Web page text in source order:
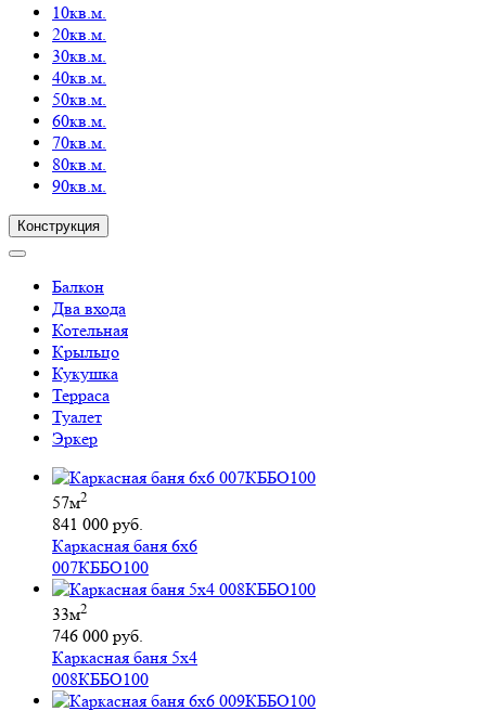
10кв.м.
20кв.м.
30кв.м.
40кв.м.
50кв.м.
60кв.м.
70кв.м.
80кв.м.
90кв.м.
Конструкция
Балкон
Два входа
Котельная
Крыльцо
Кукушка
Терраса
Туалет
Эркер
57м2
841 000 руб.
Каркасная баня 6х6
007КББО100
33м2
746 000 руб.
Каркасная баня 5х4
008КББО100